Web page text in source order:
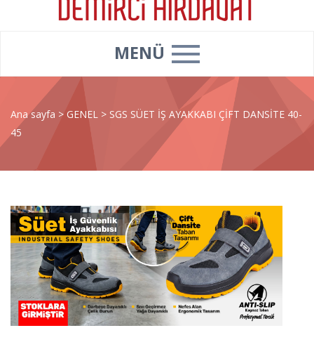
MENÜ
Ana sayfa > GENEL > SGS SÜET İŞ AYAKKABI ÇİFT DANSİTE 40-
45